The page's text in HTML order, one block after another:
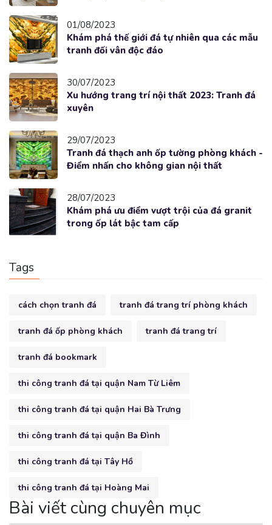
01/08/2023
Khám phá thế giới đá tự nhiên qua các mẫu
tranh đối vân độc đáo
30/07/2023
Xu hướng trang trí nội thất 2023: Tranh đá
xuyên
29/07/2023
Tranh đá thạch anh ốp tường phòng khách -
Điểm nhấn cho không gian nội thất
28/07/2023
Khám phá ưu điểm vượt trội của đá granit
trong ốp lát bậc tam cấp
Tags
cách chọn tranh đá tranh đá trang trí phòng khách
tranh đá ốp phòng khách tranh đá trang trí
tranh đá bookmark
thi công tranh đá tại quận Nam Từ Liêm
thi công tranh đá tại quận Hai Bà Trưng
thi công tranh đá tại quận Ba Đình
thi công tranh đá tại Tây Hồ
thi công tranh đá tại Hoàng Mai
Bài viết cùng chuyên mục